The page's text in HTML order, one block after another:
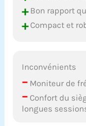
+Bon rapport
+Compact et
Inconvénients
– Moniteur de
– Confort du
longues